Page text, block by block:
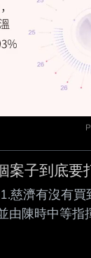
案子到底要
慈濟有沒有買
由陳時中等指